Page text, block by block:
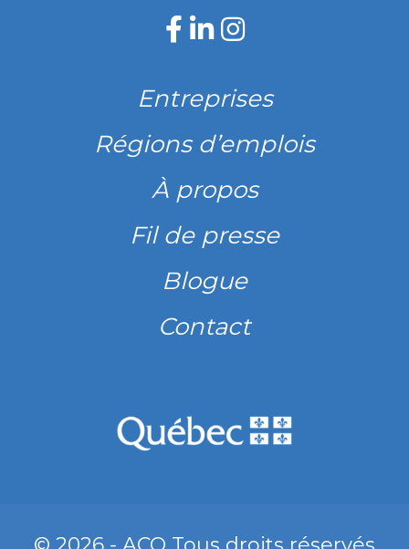
Entreprises
Régions d’emplois
À propos
Fil de presse
Blogue
Contact